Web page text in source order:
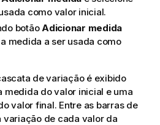
como valor inicial.
botãoAdicionar medida
medida a ser usada como
de variação é exibido
medida do valor inicial e uma
valor final. Entre as barras de
de cada valor da